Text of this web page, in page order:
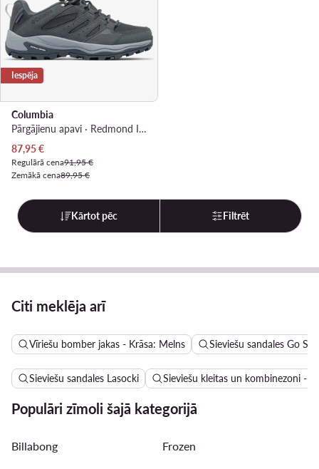
Iespēja
Columbia
Pārgājienu apavi · Redmond IV Low Waterproof 2128741 · Pelēks
Pašreizējā cena
87,95€
Regulārā cena91,95 €
Zemākā cena89,95 €
Kārtot pēc Filtrēt
Citi meklēja arī
Vīriešu bomber jakas - Krāsa: Melns Sieviešu sandales Go
Sieviešu sandales Lasocki Sieviešu kleitas un kombinezoni -
Populāri zīmoli šajā kategorijā
Billabong Frozen